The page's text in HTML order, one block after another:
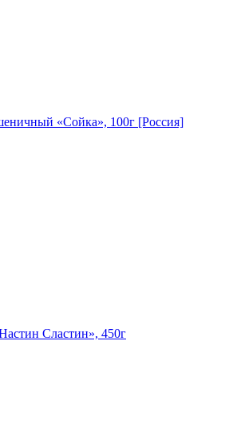
«Сойка», 100г [Россия]
Сластин», 450г